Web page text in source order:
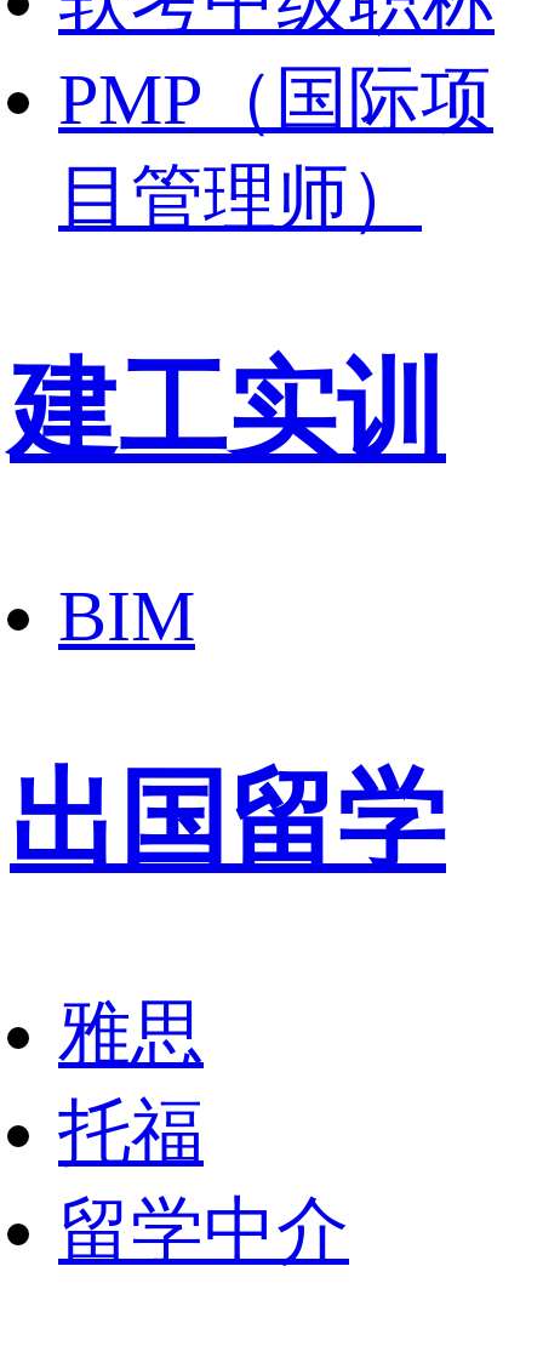
PMP（国际项
目管理师）
建工实训
BIM
出国留学
雅思
托福
留学中介